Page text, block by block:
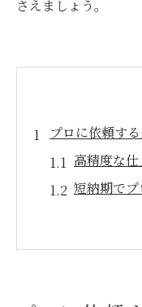
さえましょう。
プロに依頼す
高精度な
短納期で
専門的な